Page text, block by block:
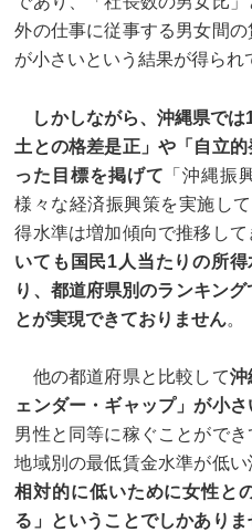
外の仕事に従事する男女間
が小さいという結果が得られ
しかしながら、沖縄県で
土との格差是正」や「自立
った目標を掲げて 「沖縄振
様々な経済振興策を実施し
得水準は増加傾向で推移して
いても国民1人当たりの所
り、都道府県別のランキン
とが実現できておりません。
他の都道府県と比較して沖
ェンダー・ギャップ」が小さ
男性と同等に稼ぐことができ
地域別の最低賃金水準が低
相対的に低いために女性と
る」ということでしかありま